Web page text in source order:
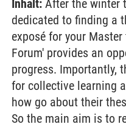
Inhalt: After the winter
dedicated to finding a
exposé for your
Forum' provides an
progress. Importantly,
for collective learning
how go about their
So the main aim is to